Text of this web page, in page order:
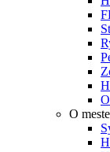
O meste